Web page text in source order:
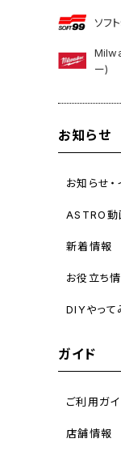
ソフ
ー)
お知らせ
お知らせ
ASTRO動
新着情報
お役立ち
DIYやって
ガイド
ご利用ガイ
店舗情報